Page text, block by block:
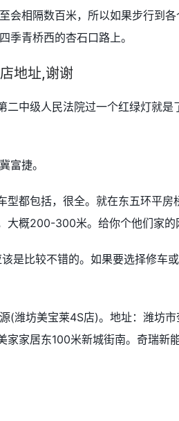
会相隔数百米，所以如果步行到
季青桥西的杏石口路上。
地址,谢谢
中级人民法院过一个红绿灯就是
富捷。
都包括，很全。就在东五环平房
大概200-300米。给你个他们家的
是比较不错的。如果要选择修车
潍坊美宝莱4S店)。地址：潍坊市
家居东100米新城街南。奇瑞新